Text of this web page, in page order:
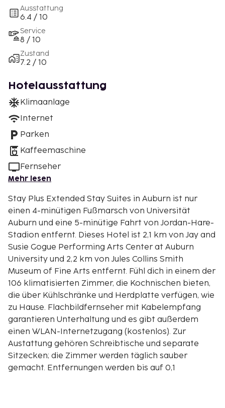
Ausstattung
6.4 / 10
Service
8 / 10
Zustand
7.2 / 10
Hotelausstattung
Klimaanlage
Internet
Parken
Kaffeemaschine
Fernseher
Mehr lesen
Stay Plus Extended Stay Suites in Auburn ist nur
einen 4-minütigen Fußmarsch von Universität
Auburn und eine 5-minütige Fahrt von Jordan-Hare-
Stadion entfernt. Dieses Hotel ist 2,1 km von Jay and
Susie Gogue Performing Arts Center at Auburn
University und 2,2 km von Jules Collins Smith
Museum of Fine Arts entfernt. Fühl dich in einem der
106 klimatisierten Zimmer, die Kochnischen bieten,
die über Kühlschränke und Herdplatte verfügen, wie
zu Hause. Flachbildfernseher mit Kabelempfang
garantieren Unterhaltung und es gibt außerdem
einen WLAN-Internetzugang (kostenlos). Zur
Austattung gehören Schreibtische und separate
Sitzecken; die Zimmer werden täglich sauber
gemacht. Entfernungen werden bis auf 0,1